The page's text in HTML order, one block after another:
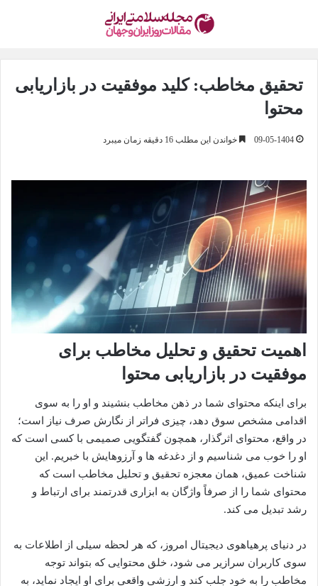
تحقیق مخاطب: کلید موفقیت در بازاریابی
محتوا
09-05-1404 خواندن این مطلب 16 دقیقه زمان میبرد
اهمیت تحقیق و تحلیل مخاطب برای
موفقیت در بازاریابی محتوا
برای اینکه محتوای شما در ذهن مخاطب بنشیند و او را به سوی
اقدامی مشخص سوق دهد، چیزی فراتر از نگارش صرف نیاز است؛
در واقع، محتوای اثرگذار، همچون گفتگویی صمیمی با کسی است که
او را خوب می شناسیم و از دغدغه ها و آرزوهایش با خبریم. این
شناخت عمیق، همان معجزه تحقیق و تحلیل مخاطب است که
محتوای شما را از صرفاً واژگان به ابزاری قدرتمند برای ارتباط و
رشد تبدیل می کند.
در دنیای پرهیاهوی دیجیتال امروز، که هر لحظه سیلی از اطلاعات به
سوی کاربران سرازیر می شود، خلق محتوایی که بتواند توجه
مخاطب را به خود جلب کند و ارزشی واقعی برای او ایجاد نماید، به